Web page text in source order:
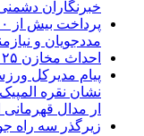
خبرنگاران
مددجویان و
احداث مخازن ۲۵ هزارتنی روغن خام خوراکی در مازندران
پیام مدیرکل
نشان نقره
ار مدال
زیرگذر سه راه